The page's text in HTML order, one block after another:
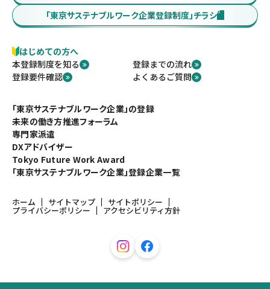
「東京サステナブルワーク企業登録制度」チラシ
はじめての方へ
本登録制度を知る
登録までの流れ
登録要件確認
よくあるご質問
「東京サステナブルワーク企業」の登録
未来の働き方推進フォーラム
専門家派遣
DXアドバイザー
Tokyo Future Work Award
「東京サステナブルワーク企業」登録企業一覧
ホーム サイトマップ サイトポリシー
プライバシーポリシー アクセシビリティ方針